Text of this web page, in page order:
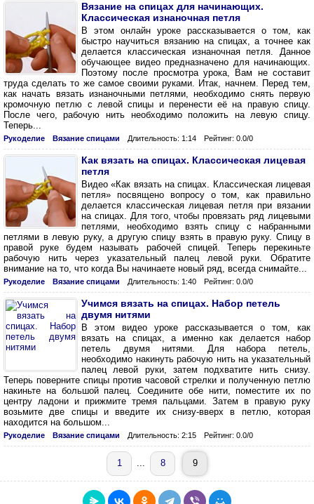
Вязание на спицах для начинающих.
Классическая изнаночная петля
В этом онлайн уроке рассказывается о том, как
быстро научиться вязанию на спицах, а точнее как
делается классическая изнаночная петля. Данное
обучающее видео предназначено для начинающих.
Поэтому после просмотра урока, Вам не составит
труда сделать то же самое своими руками. Итак, начнем. Перед тем,
как начать вязать изнаночными петлями, необходимо снять первую
кромочную петлю с левой спицы и перенести её на правую спицу.
После чего, рабочую нить необходимо положить на левую спицу.
Теперь...
Рукоделие Вязание спицами Длительность: 1:14 Рейтинг: 0.0/0
Как вязать на спицах. Классическая лицевая
петля
Видео «Как вязать на спицах. Классическая лицевая
петля» посвящено вопросу о том, как правильно
делается классическая лицевая петля при вязании
на спицах. Для того, чтобы провязать ряд лицевыми
петлями, необходимо взять спицу с набранными
петлями в левую руку, а другую спицу взять в правую руку. Спицу в
правой руке будем называть рабочей спицей. Теперь перекиньте
рабочую нить через указательный палец левой руки. Обратите
внимание на то, что когда Вы начинаете новый ряд, всегда снимайте...
Рукоделие Вязание спицами Длительность: 1:40 Рейтинг: 0.0/0
Учимся вязать на спицах. Набор петель
двумя нитями
В этом видео уроке рассказывается о том, как
вязать на спицах, а именно как делается набор
петель двумя нитями. Для набора петель,
необходимо накинуть рабочую нить на указательный
палец левой руки, затем подхватите нить снизу.
Теперь поверните спицы против часовой стрелки и полученную петлю
накиньте на большой палец. Соедините обе нити, поместите их по
центру ладони и прижмите тремя пальцами. Затем в правую руку
возьмите две спицы и введите их снизу-вверх в петлю, которая
находится на большом...
Рукоделие Вязание спицами Длительность: 2:15 Рейтинг: 0.0/0
1 ... 8 9